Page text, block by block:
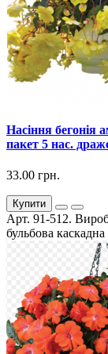
Насіння бегонія
пакет 5 нас.
33.00 грн.
Купити
Арт. 91-512.
бульбова каскадна